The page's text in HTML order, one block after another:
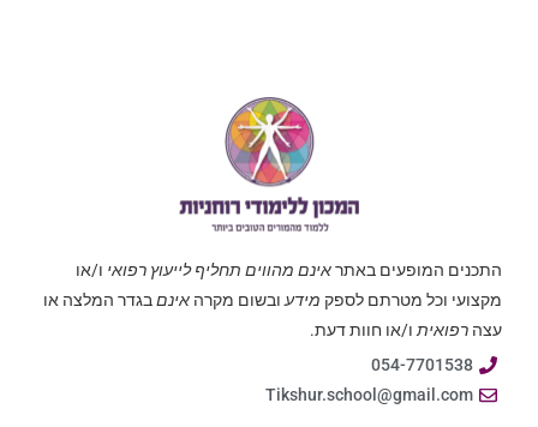
התכנים המופעים באתראינם מהווים תחליף לייעוץ רפואי ו/או
מקצועי וכל מטרתם לספק מידעובשום מקרה אינםבגדר המלצה או
עצה רפואיתו/או חוות דעת.
054-7701538
Tikshur.school@gmail.com